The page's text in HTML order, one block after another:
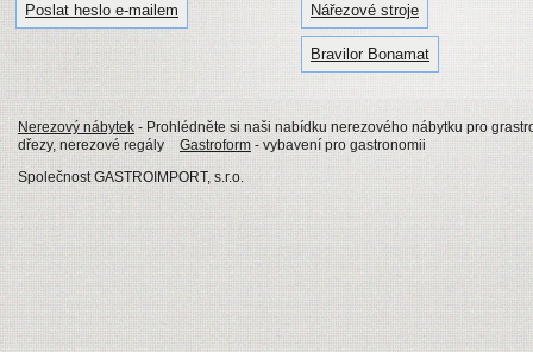
Poslat heslo e-mailem Nářezové stroje
Bravilor Bonamat
Nerezový nábytek - Prohlédněte si naši nabídku nerezového nábytku pro
dřezy, nerezové regály
Gastroform - vybavení pro gastronomii
Společnost GASTROIMPORT, s.r.o.